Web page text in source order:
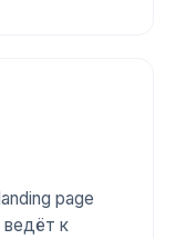
page
ведёт к